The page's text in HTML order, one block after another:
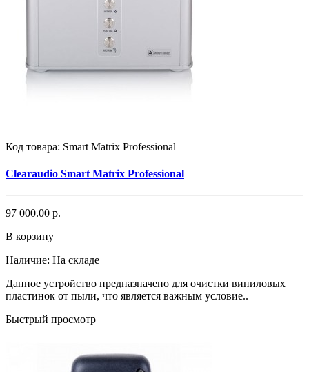
Код товара: Smart Matrix Professional
Clearaudio Smart Matrix Professional
97 000.00 р.
В корзину
Наличие: На складе
Данное устройство предназначено для очистки виниловых
пластинок от пыли, что является важным условие..
Быстрый просмотр